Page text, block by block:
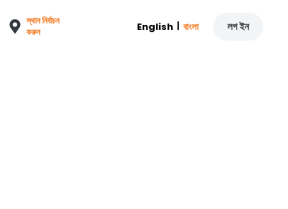
স্থান নির্বাচন
করুন
English | বাংলা লগ ইন